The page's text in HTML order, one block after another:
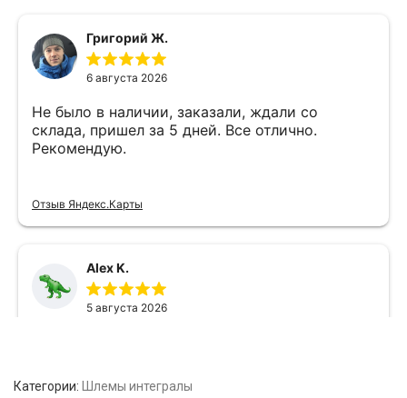
Категории: Шлемы интегралы